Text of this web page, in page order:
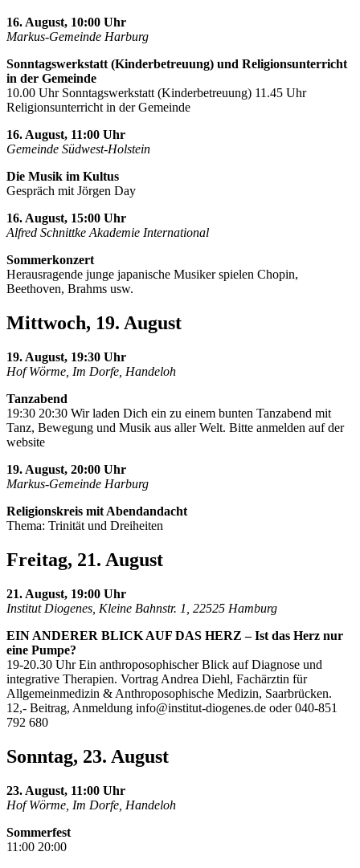
16. August, 10:00 Uhr
Markus-Gemeinde Harburg
Sonntagswerkstatt (Kinderbetreuung) und Religionsunterricht
in der Gemeinde
10.00 Uhr Sonntagswerkstatt (Kinderbetreuung) 11.45 Uhr
Religionsunterricht in der Gemeinde
16. August, 11:00 Uhr
Gemeinde Südwest-Holstein
Die Musik im Kultus
Gespräch mit Jörgen Day
16. August, 15:00 Uhr
Alfred Schnittke Akademie International
Sommerkonzert
Herausragende junge japanische Musiker spielen Chopin,
Beethoven, Brahms usw.
Mittwoch, 19. August
19. August, 19:30 Uhr
Hof Wörme, Im Dorfe, Handeloh
Tanzabend
19:30 20:30 Wir laden Dich ein zu einem bunten Tanzabend mit
Tanz, Bewegung und Musik aus aller Welt. Bitte anmelden auf der
website
19. August, 20:00 Uhr
Markus-Gemeinde Harburg
Religionskreis mit Abendandacht
Thema: Trinität und Dreiheiten
Freitag, 21. August
21. August, 19:00 Uhr
Institut Diogenes, Kleine Bahnstr. 1, 22525 Hamburg
EIN ANDERER BLICK AUF DAS HERZ – Ist das Herz nur
eine Pumpe?
19-20.30 Uhr Ein anthroposophischer Blick auf Diagnose und
integrative Therapien. Vortrag Andrea Diehl, Fachärztin für
Allgemeinmedizin & Anthroposophische Medizin, Saarbrücken.
12,- Beitrag, Anmeldung info@institut-diogenes.de oder 040-851
792 680
Sonntag, 23. August
23. August, 11:00 Uhr
Hof Wörme, Im Dorfe, Handeloh
Sommerfest
11:00 20:00